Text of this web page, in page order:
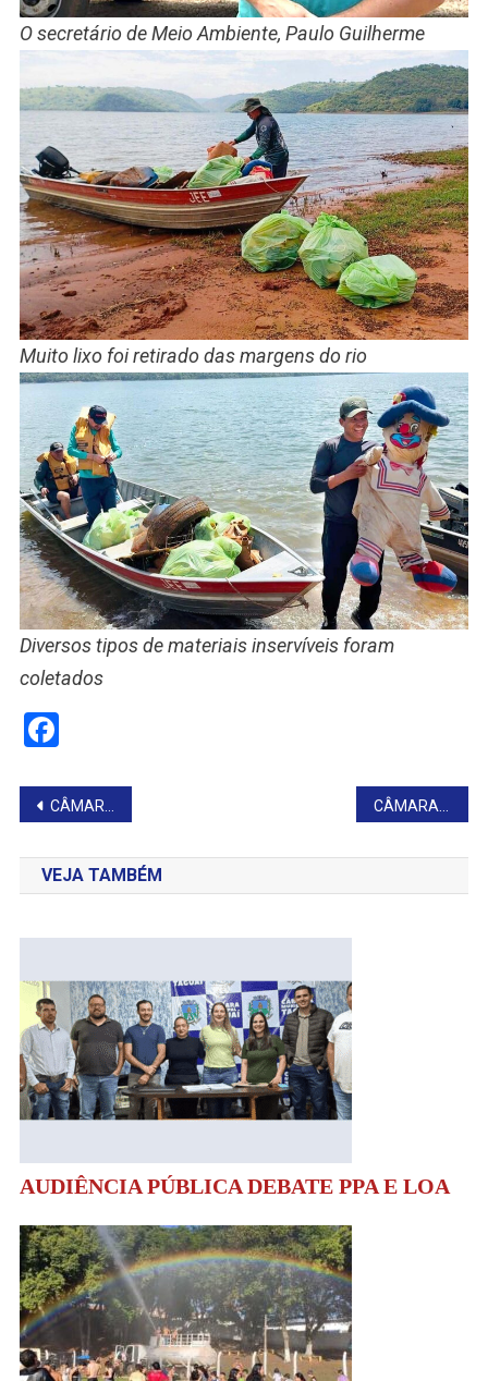
O secretário de Meio Ambiente, Paulo Guilherme
Muito lixo foi retirado das margens do rio
Diversos tipos de materiais inservíveis foram
coletados
Facebook
Navegação
de
Post
CÂMARA APROVA CONTAS DO EXECUTIVO E VOTA NOVAS PROPOSITURAS
VEJA TAMBÉM
AUDIÊNCIA PÚBLICA DEBATE PPA E LOA